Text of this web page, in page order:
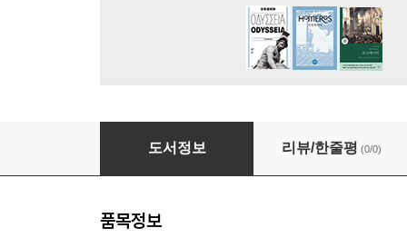
사료로 읽는 500년 미국사
도서정보 리뷰/한줄평 (0/0)
품목정보